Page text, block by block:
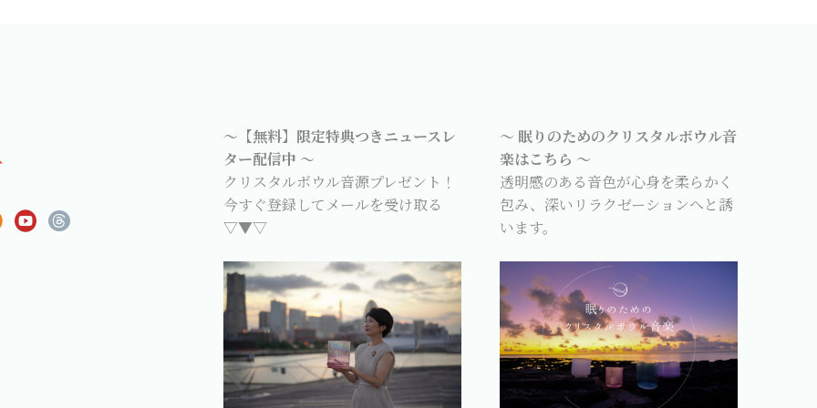
～【無料】限定特典つきニュースレ
ター配信中 ～
クリスタルボウル音源プレゼント！
今すぐ登録してメールを受け取る
▽▼▽
～ 眠りのためのクリスタルボウル音
楽はこちら ～
透明感のある音色が心身を柔らかく
包み、深いリラクゼーションへと誘
います。